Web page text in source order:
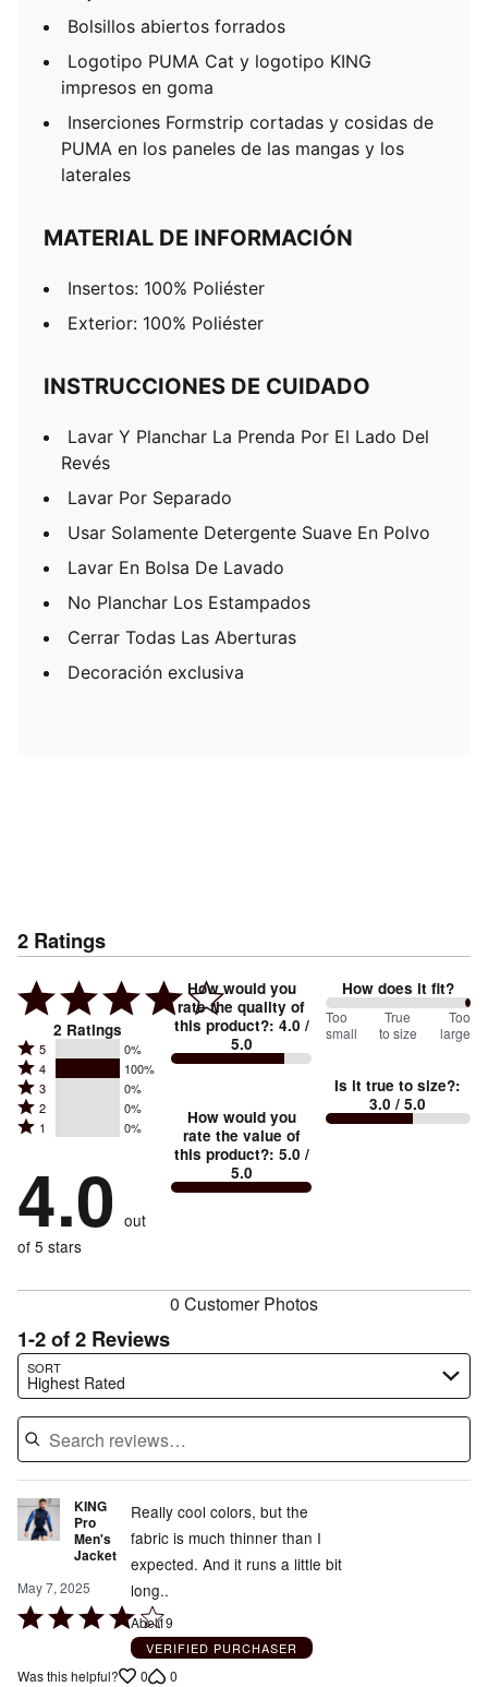
Bolsillos abiertos forrados
Logotipo PUMA Cat y logotipo KING
impresos en goma
Inserciones Formstrip cortadas y cosidas de
PUMA en los paneles de las mangas y los
laterales
MATERIAL DE INFORMACIÓN
Insertos: 100% Poliéster
Exterior: 100% Poliéster
INSTRUCCIONES DE CUIDADO
Lavar Y Planchar La Prenda Por El Lado Del
Revés
Lavar Por Separado
Usar Solamente Detergente Suave En Polvo
Lavar En Bolsa De Lavado
No Planchar Los Estampados
Cerrar Todas Las Aberturas
Decoración exclusiva
2 Ratings
2 Ratings
Rated
5
stars
by
reviewers
5 0%
Rated
4
stars
by
of
reviewers
4 100%
Rated
3
stars
0%
of
reviewers
3 0%
Rated
2
by
0%
reviewers
2 0%
Rated
stars
by
0%
of
1 0%
4.0 out
of 5 stars
How would you
rate the quality of
this product?: 4.0 /
5.0
How would you
rate the value of
this product?: 5.0 /
5.0
How does it fit?
200
between
small
and
Too
small
True
to size
Too
large
Is it true to size?:
3.0 / 5.0
0 Customer Photos
1-2 of 2 Reviews
SORT
Highest Rated
Search reviews…
KING
Pro
Men's
Jacket
May 7, 2025
Rated
out
Really cool colors, but the
fabric is much thinner than I
expected. And it runs a little bit
long..
Abel19
VERIFIED PURCHASER
Was this helpful? 0 0